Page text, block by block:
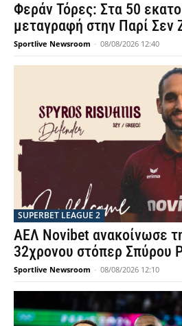
Φεράν Τόρες: Στα 50
μεταγραφή στην Παρί Σεν
Sportlive Newsroom - 08/08/2026 12:40
SUPERBET LEAGUE 2
ΑΕΛ Novibet ανακοίνωσε
32χρονου στόπερ Σπύρου
Sportlive Newsroom - 08/08/2026 12:10